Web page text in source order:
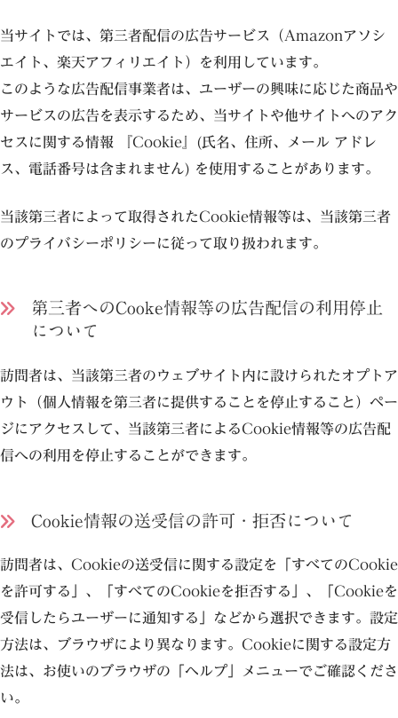
当サイトでは、第三者配信の広告サービス（Amazonアソシ
エイト、楽天アフィリエイト）を利用しています。
このような広告配信事業者は、ユーザーの興味に応じた商品や
サービスの広告を表示するため、当サイトや他サイトへのアク
セスに関する情報 『Cookie』(氏名、住所、メール アドレ
ス、電話番号は含まれません) を使用することがあります。
当該第三者によって取得されたCookie情報等は、当該第三者
のプライバシーポリシーに従って取り扱われます。
第三者へのCooke情報等の広告配信の利用停止
について
訪問者は、当該第三者のウェブサイト内に設けられたオプトア
ウト（個人情報を第三者に提供することを停止すること）ペー
ジにアクセスして、当該第三者によるCookie情報等の広告配
信への利用を停止することができます。
Cookie情報の送受信の許可・拒否について
訪問者は、Cookieの送受信に関する設定を「すべてのCookie
を許可する」、「すべてのCookieを拒否する」、「Cookieを
受信したらユーザーに通知する」などから選択できます。設定
方法は、ブラウザにより異なります。Cookieに関する設定方
法は、お使いのブラウザの「ヘルプ」メニューでご確認くださ
い。